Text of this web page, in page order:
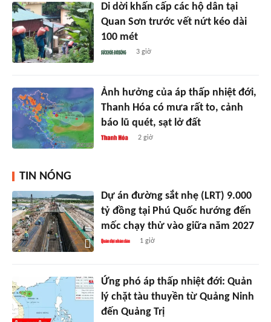
Di dời khấn cấp các hộ dân tại
Quan Sơn trước vết nứt kéo dài
100 mét
3 giờ
Ảnh hưởng của áp thấp nhiệt đới,
Thanh Hóa có mưa rất to, cảnh
báo lũ quét, sạt lở đất
2 giờ
TIN NÓNG
Dự án đường sắt nhẹ (LRT) 9.000
tỷ đồng tại Phú Quốc hướng đến
mốc chạy thử vào giữa năm 2027
1 giờ
Ứng phó áp thấp nhiệt đới: Quản
lý chặt tàu thuyền từ Quảng Ninh
đến Quảng Trị